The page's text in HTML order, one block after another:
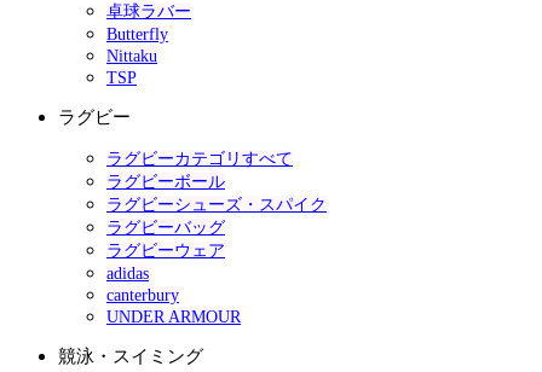
卓球ラバー
Butterfly
Nittaku
TSP
ラグビー
ラグビーカテゴリすべて
ラグビーボール
ラグビーシューズ・スパイク
ラグビーバッグ
ラグビーウェア
adidas
canterbury
UNDER ARMOUR
競泳・スイミング